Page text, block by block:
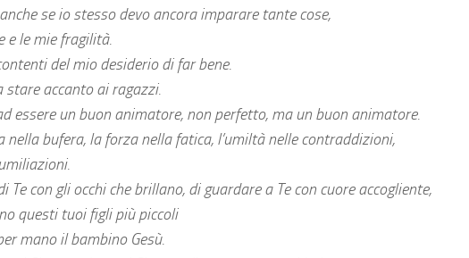
se io stesso devo ancora imparare tante cose,
e le mie fragilità.
del mio desiderio di far bene.
stare accanto ai ragazzi.
essere un buon animatore, non perfetto, ma un buon animatore.
nella bufera, la forza nella fatica, l’umiltà nelle contraddizioni,
Te con gli occhi che brillano, di guardare a Te con cuore accogliente,
questi tuoi figli più piccoli
mano il bambino Gesù.